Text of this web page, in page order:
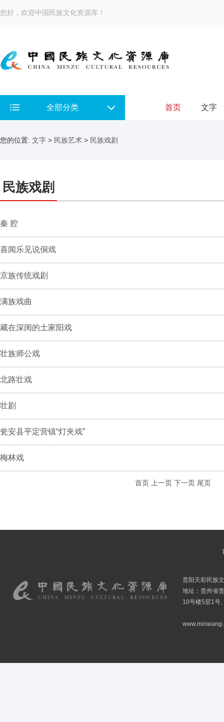
您好，欢迎中国民族文化资源库！
全部分类 首页 文字
您的位置: 文字 > 民族艺术 > 民族戏剧
民族戏剧
秦 腔
喜闻乐见说侗戏
京族传统戏剧
满族戏曲
藏在深闺的土家阳戏
壮族师公戏
北路壮戏
壮剧
瓮安县平定营镇“灯夹戏”
梅林戏
首页 上一页 下一页 尾页
贵阳天彩民族
地址：贵州省
10号楼5层1号